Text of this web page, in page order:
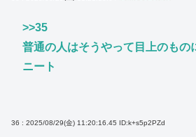
>>35
普通の人はそうやって目上のもの
ニート
36 : 2025/08/29(金) 11:20:16.45 ID:k+s5p2PZd